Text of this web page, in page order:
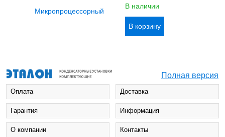
В наличии
Полная версия
Оплата Доставка
Гарантия Информация
О компании Контакты